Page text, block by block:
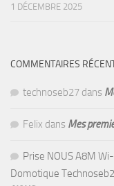
1 DÉCEMBRE 2025
COMMENTAIRES
technoseb27 dans
Felix dans Mes
Prise NOUS A8M
Domotique